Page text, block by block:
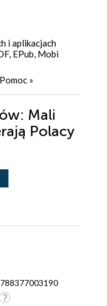
i aplikacjach
EPub, Mobi
Pomoc »
Mali
Polacy